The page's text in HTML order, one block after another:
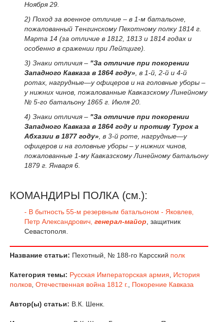
Ноября 29.
2) Поход за военное отличие – в 1-м батальоне,
пожалованный Тенгинскому Пехотному полку 1814 г.
Марта 14 (за отличие в 1812, 1813 и 1814 годах и
особенно в сражении при Лейпциге).
3) Знаки отличия – "За отличие при покорении
Западного Кавказа в 1864 году» , в 1-й, 2-й и 4-й
ротах, нагрудные—у офицеров и на головные уборы –
у нижних чинов, пожалованные Кавказскому Линейному
№ 5-го батальону 1865 г. Июля 20.
4) Знаки отличия – "За отличие при покорении
Западного Кавказа в 1864 году и противу Турок а
Абхазии в 1877 году» , в 3-й роте, нагрудные—у
офицеров и на головные уборы – у нижних чинов,
пожалованные 1-му Кавказскому Линейному батальону
1879 г. Января 6.
КОМАНДИРЫ ПОЛКА (см.):
- В бытность 55-м резервным батальоном - Яковлев,
Петр Александрович, генерал-майор , защитник
Севастополя.
Название статьи: Пехотный, № 188-го Карсский полк
Категория темы: Русская Императорская армия
История
полков Отечественная война 1812 г. Покорение Кавказа
Автор(ы) статьи: В.К. Шенк.